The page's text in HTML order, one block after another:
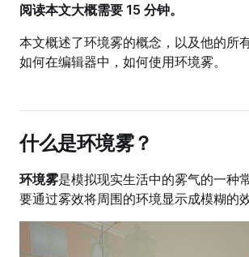
阅读本文大概需要 15 分钟。
本文概述了环境雾的概念，以及他的所
如何在编辑器中，如何使用环境雾。
什么是环境雾？
环境雾是模拟现实生活中的雾气的一种
要通过雾效将周围的环境显示成模糊的效